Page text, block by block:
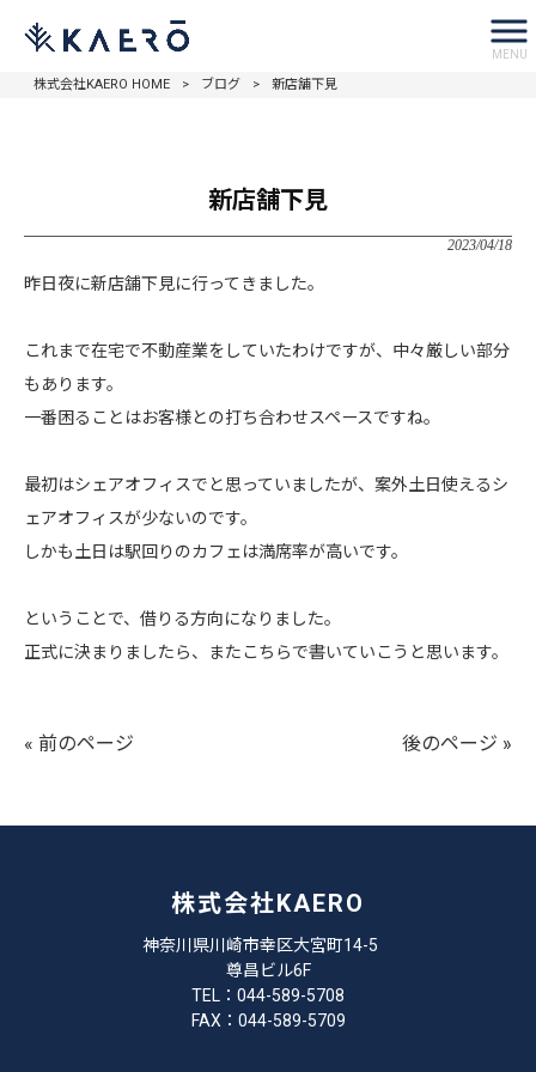
MENU
株式会社KAERO HOME > ブログ > 新店舗下見
新店舗下見
2023/04/18
昨日夜に新店舗下見に行ってきました。
これまで在宅で不動産業をしていたわけですが、中々厳しい部分
もあります。
一番困ることはお客様との打ち合わせスペースですね。
最初はシェアオフィスでと思っていましたが、案外土日使えるシ
ェアオフィスが少ないのです。
しかも土日は駅回りのカフェは満席率が高いです。
ということで、借りる方向になりました。
正式に決まりましたら、またこちらで書いていこうと思います。
« 前のページ 後のページ »
株式会社KAERO
神奈川県川崎市幸区大宮町14-5
尊昌ビル6F
TEL：044-589-5708
FAX：044-589-5709